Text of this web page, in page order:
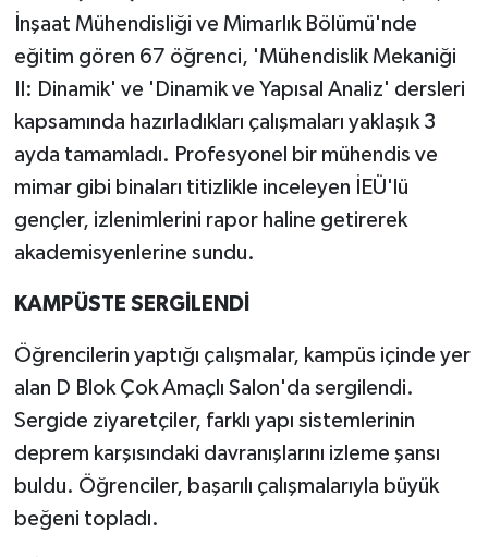
İnşaat Mühendisliği ve Mimarlık Bölümü'nde
eğitim gören 67 öğrenci, 'Mühendislik Mekaniği
II: Dinamik' ve 'Dinamik ve Yapısal Analiz' dersleri
kapsamında hazırladıkları çalışmaları yaklaşık 3
ayda tamamladı. Profesyonel bir mühendis ve
mimar gibi binaları titizlikle inceleyen İEÜ'lü
gençler, izlenimlerini rapor haline getirerek
akademisyenlerine sundu.
KAMPÜSTE SERGİLENDİ
Öğrencilerin yaptığı çalışmalar, kampüs içinde yer
alan D Blok Çok Amaçlı Salon'da sergilendi.
Sergide ziyaretçiler, farklı yapı sistemlerinin
deprem karşısındaki davranışlarını izleme şansı
buldu. Öğrenciler, başarılı çalışmalarıyla büyük
beğeni topladı.